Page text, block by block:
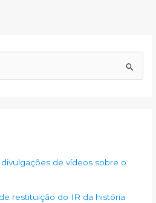
de vídeos sobre o
restituição do IR da história